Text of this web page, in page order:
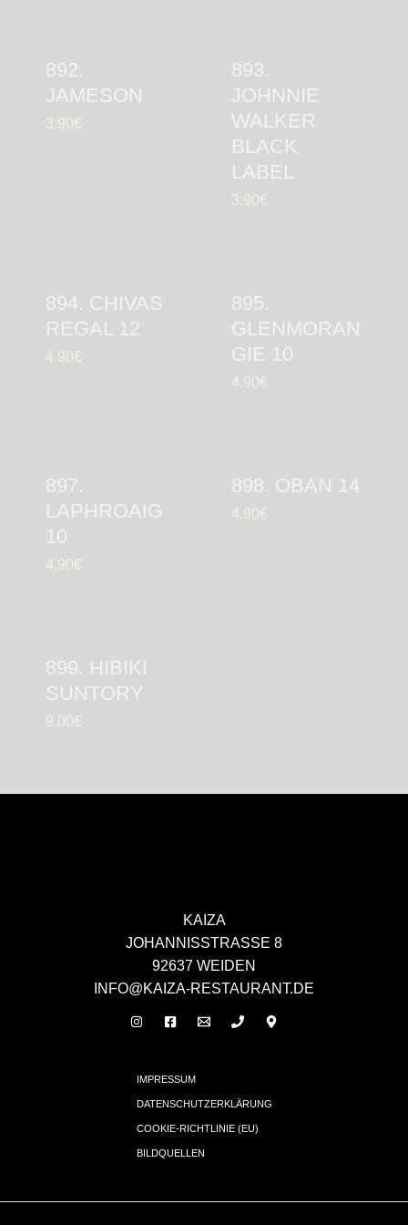
892.
JAMESON
3.90€
893.
JOHNNIE
WALKER
BLACK
LABEL
3.90€
894. CHIVAS
REGAL 12
4.90€
895.
GLENMORAN
GIE 10
4.90€
897.
LAPHROAIG
10
4.90€
898. OBAN 14
4.90€
899. HIBIKI
SUNTORY
9.00€
KAIZA
JOHANNISSTRASSE 8
92637 WEIDEN
INFO@KAIZA-RESTAURANT.DE
IMPRESSUM
DATENSCHUTZERKLÄRUNG
COOKIE-RICHTLINIE (EU)
BILDQUELLEN